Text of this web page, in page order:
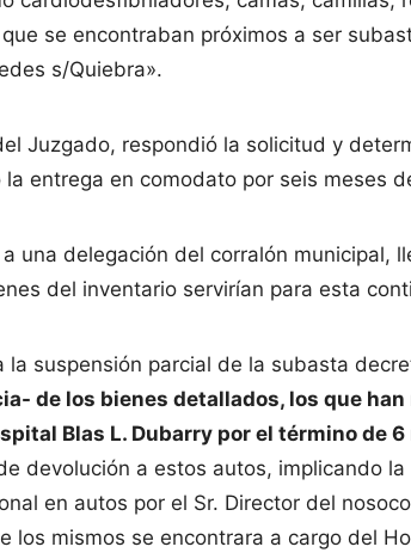
se encontraban próximos a ser
s/Quiebra».
Juzgado, respondió la solicitud y
entrega en comodato por seis meses
una delegación del corralón municipal,
del inventario servirían para esta
la suspensión parcial de la subasta
de los bienes detallados, los que
Blas L. Dubarry por el término de
devolución a estos autos, implicando
en autos por el Sr. Director del
los mismos se encontrara a cargo del